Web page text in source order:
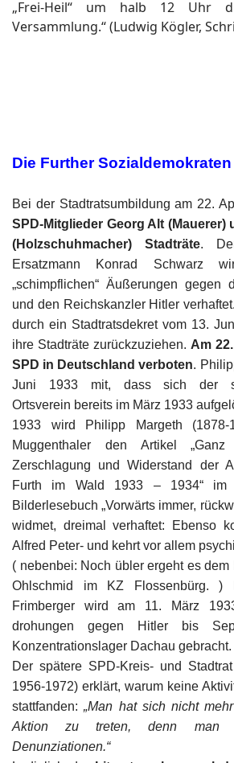
„Frei-Heil“ um halb 12 Uhr
Versammlung.“ (Ludwig Kögler,
Die Further
Bei der Stadtratsumbildung am 22.
SPD-Mitglieder Georg Alt
(Holzschuhmacher) Stadträte.
Ersatzmann Konrad Schwarz
„schimpflichen“ Äußerungen gegen
und den Reichskanzler Hitler
durch ein Stadtratsdekret vom 13.
ihre Stadträte zurückzuziehen. Am
SPD in Deutschland verboten.
Juni 1933 mit, dass sich der
Ortsverein bereits im März 1933
1933 wird Philipp Margeth (1878-
Muggenthaler den Artikel
Zerschlagung und Widerstand der
Furth im Wald 1933 – 1934“ im
Bilderlesebuch „Vorwärts immer,
widmet, dreimal verhaftet: Ebenso
Alfred Peter- und kehrt vor allem
( nebenbei: Noch übler ergeht es dem
Ohlschmid im KZ Flossenbürg. )
Frimberger wird am 11. März
drohungen gegen Hitler bis
Konzentrationslager Dachau gebracht.
Der spätere SPD-Kreis- und
1956-1972) erklärt, warum keine
stattfanden:„Man hat sich nicht
Aktion zu treten, denn man
Denunziationen.“